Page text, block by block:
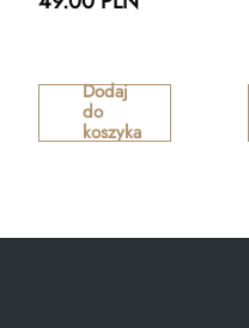
Dodaj
do
koszyka